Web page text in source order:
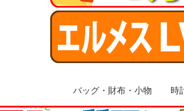
バッグ・財布・小物 時